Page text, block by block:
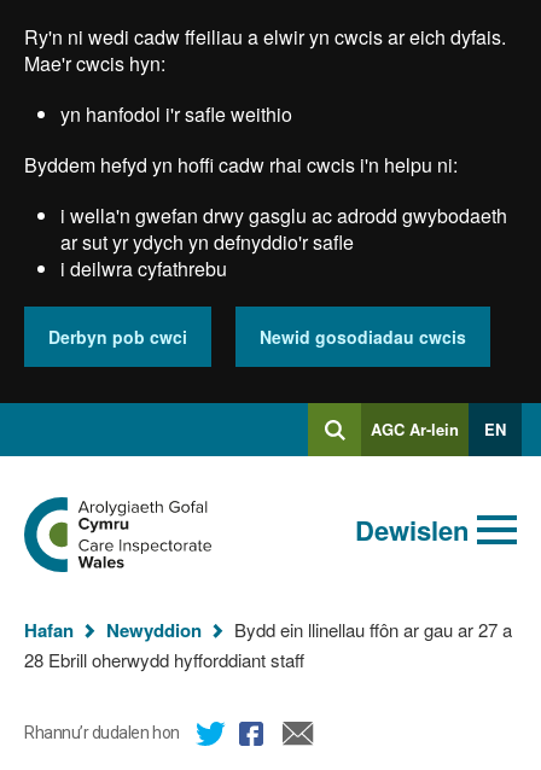
main
Ry'n ni wedi cadw ffeiliau a elwir yn cwcis ar eich dyfais.
Mae'r cwcis hyn:
yn hanfodol i'r safle weithio
Byddem hefyd yn hoffi cadw rhai cwcis i'n helpu ni:
i wella'n gwefan drwy gasglu ac adrodd gwybodaeth
ar sut yr ydych yn defnyddio'r safle
i deilwra cyfathrebu
Derbyn pob cwci Newid gosodiadau cwcis
ChwilioMewngofnodi
i
AGC Ar-lein EN
Chwiliad
allweddeiriau
cyflawn
Chwilio
Ewch
i
hafan
Arolygiaeth
Cymru
Dewislen
Rydych
chi
Hafan Newyddion
Bydd ein llinellau ffôn ar gau ar 27 a
28 Ebrill oherwydd hyfforddiant staff
Rhannu’r dudalen hon